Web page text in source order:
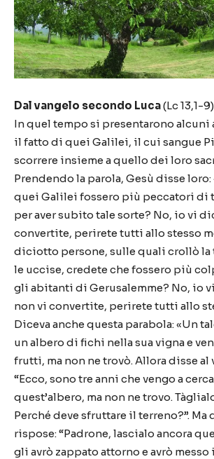
Dal vangelo secondo Luca(Lc 13,1-9)
In quel tempo si presentarono alcuni
il fatto di quei Galilei, il cui sangue
scorrere insieme a quello dei loro
Prendendo la parola, Gesù disse loro:
quei Galilei fossero più peccatori di
per aver subito tale sorte? No, io vi
convertite, perirete tutti allo stesso
diciotto persone, sulle quali crollò la
le uccise, credete che fossero più
gli abitanti di Gerusalemme? No, io
non vi convertite, perirete tutti allo
Diceva anche questa parabola: «Un
un albero di fichi nella sua vigna e
frutti, ma non ne trovò. Allora disse
“Ecco, sono tre anni che vengo a
quest’albero, ma non ne trovo.
Perché deve sfruttare il terreno?”. Ma
rispose: “Padrone, lascialo ancora
gli avrò zappato attorno e avrò